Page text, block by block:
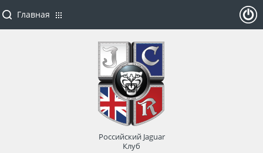
Главная
Российский Jaguar
Клуб